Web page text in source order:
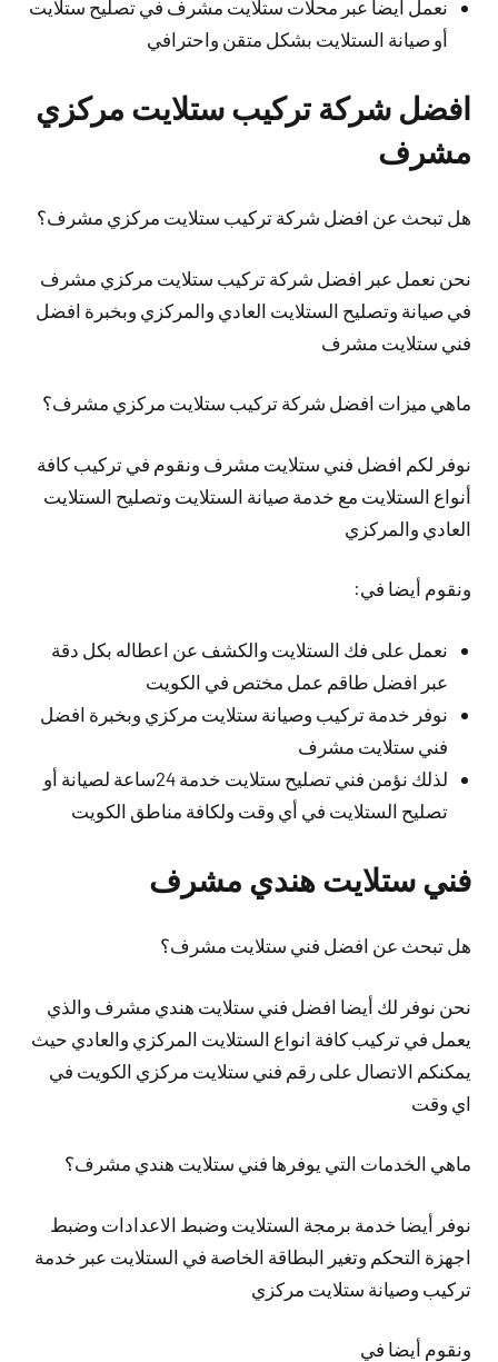
نعمل أيضا عبر محلات ستلايت مشرف في تصليح ستلايت
أو صيانة الستلايت بشكل متقن واحترافي
افضل شركة تركيب ستلايت مركزي
مشرف
هل تبحث عن افضل شركة تركيب ستلايت مركزي مشرف؟
نحن نعمل عبر افضل شركة تركيب ستلايت مركزي مشرف
في صيانة وتصليح الستلايت العادي والمركزي وبخبرة افضل
فني ستلايت مشرف
ماهي ميزات افضل شركة تركيب ستلايت مركزي مشرف؟
نوفر لكم افضل فني ستلايت مشرف ونقوم في تركيب كافة
أنواع الستلايت مع خدمة صيانة الستلايت وتصليح الستلايت
العادي والمركزي
ونقوم أيضا في:
نعمل على فك الستلايت والكشف عن اعطاله بكل دقة
عبر افضل طاقم عمل مختص في الكويت
نوفر خدمة تركيب وصيانة ستلايت مركزي وبخبرة افضل
فني ستلايت مشرف
لذلك نؤمن فني تصليح ستلايت خدمة 24ساعة لصيانة أو
تصليح الستلايت في أي وقت ولكافة مناطق الكويت
فني ستلايت هندي مشرف
هل تبحث عن افضل فني ستلايت مشرف؟
نحن نوفر لك أيضا افضل فني ستلايت هندي مشرف والذي
يعمل في تركيب كافة انواع الستلايت المركزي والعادي حيث
يمكنكم الاتصال على رقم فني ستلايت مركزي الكويت في
اي وقت
ماهي الخدمات التي يوفرها فني ستلايت هندي مشرف؟
نوفر أيضا خدمة برمجة الستلايت وضبط الاعدادات وضبط
اجهزة التحكم وتغير البطاقة الخاصة في الستلايت عبر خدمة
تركيب وصيانة ستلايت مركزي
ونقوم أيضا في